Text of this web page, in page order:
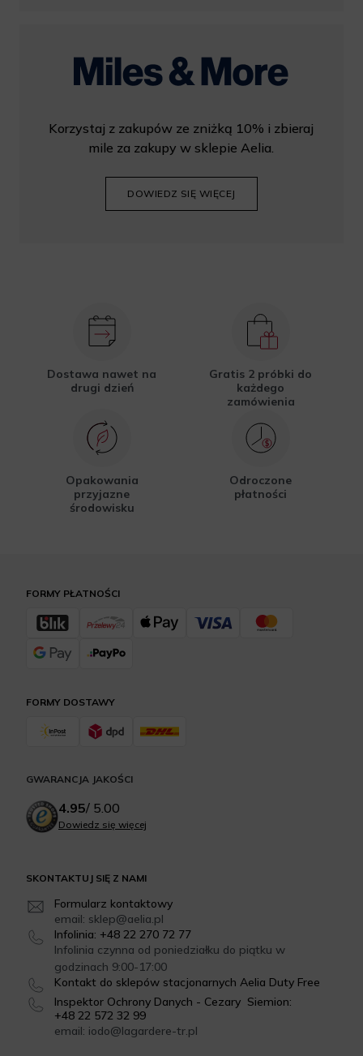
Korzystaj z zakupów ze zniżką 10% i zbieraj
mile za zakupy w sklepie Aelia.
DOWIEDZ SIĘ WIĘCEJ
Dostawa nawet na
drugi dzień
Gratis 2 próbki do
każdego
zamówienia
Opakowania
przyjazne
środowisku
Odroczone
płatności
SKONTAKTUJ SIĘ Z NAMI
Formularz kontaktowy
email: sklep@aelia.pl
Infolinia: +48 22 270 72 77
Infolinia czynna od poniedziałku do piątku w
godzinach 9:00-17:00
Kontakt do sklepów stacjonarnych Aelia Duty Free
Inspektor Ochrony Danych - Cezary Siemion:
+48 22 572 32 99
email: iodo@lagardere-tr.pl
FORMY DOSTAWY
FORMY PŁATNOŚCI
GWARANCJA JAKOŚCI
4.95/ 5.00
Dowiedz się więcej